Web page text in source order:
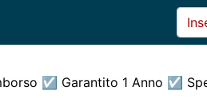
☑ Garantito 1 Anno ☑